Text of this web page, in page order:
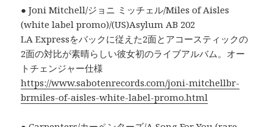
● Joni Mitchell/ジョニ ミッチェル/Miles of Aisles
(white label promo)/(US)Asylum AB 202
LA Expressをバックに従えた2面とアコースティックの
2面の対比が素晴らしい彼女初のライブアルバム。オー
トチェンジャー仕様
https://www.sabotenrecords.com/joni-mitchellbr-
brmiles-of-aisles-white-label-promo.html